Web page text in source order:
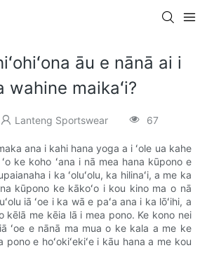
āu e nānā ai i
wahine maikaʻi?
Lanteng Sportswear 67
ana i kahi hana yoga a i ʻole ua kahe
ke koho ʻana i nā mea hana kūpono e
i ka ʻoluʻolu, ka hilinaʻi, a me ka
kūpono ke kākoʻo i kou kino ma o nā
iā ʻoe i ka wā e paʻa ana i ka lōʻihi, a
kēlā me kēia lā i mea pono. Ke kono nei
ʻoe e nānā ma mua o ke kala a me ke
pono e hoʻokiʻekiʻe i kāu hana a me kou